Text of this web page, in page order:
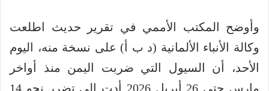
وأوضح المكتب الأممي في تقرير حديث اطلعت
وكالة الأنباء الألمانية (د ب أ) على نسخة منه، اليوم
الأحد، أن السيول التي ضربت اليمن منذ أواخر
مارس حتى 26 أبريل 2026 أدت إلى تضرر نحو 14